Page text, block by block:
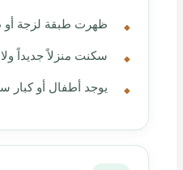
ظهرت طبقة لزجة أو
سكنت منزلاً جديداً
يوجد أطفال أو كبار